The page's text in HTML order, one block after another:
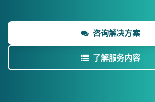
咨询解决方案
了解服务内容